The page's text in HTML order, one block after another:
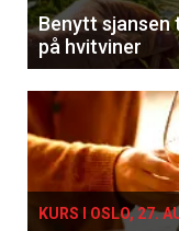
Benytt sjansen
på hvitviner
KURS I OSLO, 27.